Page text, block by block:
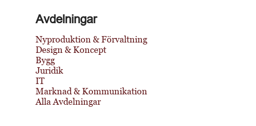
Avdelningar
Nyproduktion & Förvaltning
Design & Koncept
Bygg
Juridik
IT
Marknad & Kommunikation
Alla Avdelningar